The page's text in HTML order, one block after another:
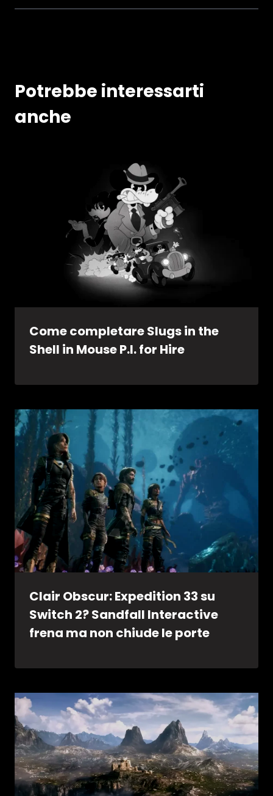
Potrebbe interessarti
anche
Come completare Slugs in the
Shell in Mouse P.I. for Hire
Clair Obscur: Expedition 33 su
Switch 2? Sandfall Interactive
frena ma non chiude le porte